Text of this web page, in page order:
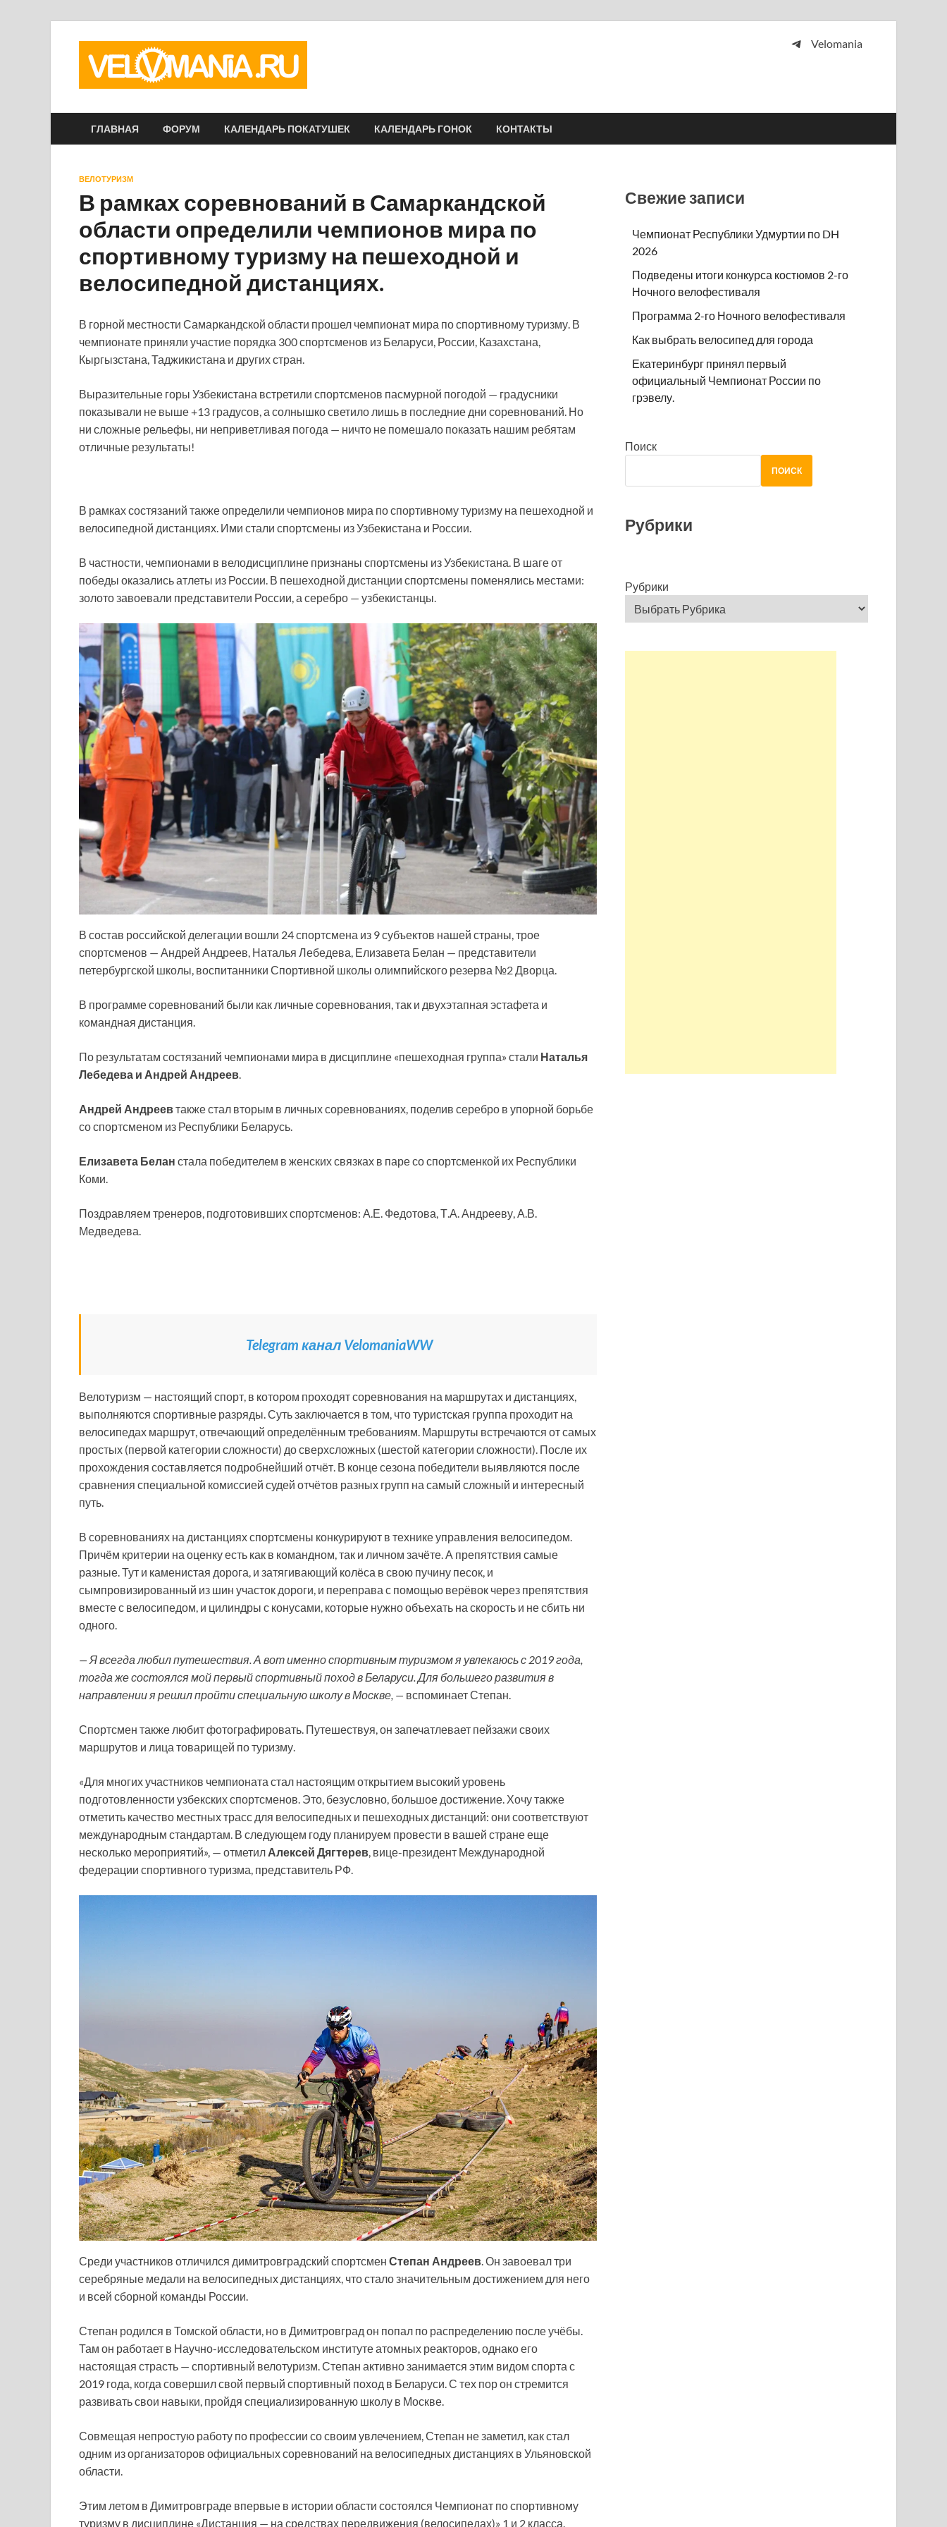
Velomania
ГЛАВНАЯ ФОРУМ КАЛЕНДАРЬ ПОКАТУШЕК КАЛЕНДАРЬ ГОНОК КОНТАКТЫ
ВЕЛОТУРИЗМ
В рамках соревнований в Самаркандской
области определили чемпионов мира по
спортивному туризму на пешеходной и
велосипедной дистанциях.
В горной местности Самаркандской области прошел чемпионат мира по спортивному туризму. В
чемпионате приняли участие порядка 300 спортсменов из Беларуси, России, Казахстана,
Кыргызстана, Таджикистана и других стран.
Выразительные горы Узбекистана встретили спортсменов пасмурной погодой — градусники
показывали не выше +13 градусов, а солнышко светило лишь в последние дни соревнований. Но
ни сложные рельефы, ни неприветливая погода — ничто не помешало показать нашим ребятам
отличные результаты!
В рамках состязаний также определили чемпионов мира по спортивному туризму на пешеходной и
велосипедной дистанциях. Ими стали спортсмены из Узбекистана и России.
В частности, чемпионами в велодисциплине признаны спортсмены из Узбекистана. В шаге от
победы оказались атлеты из России. В пешеходной дистанции спортсмены поменялись местами:
золото завоевали представители России, а серебро — узбекистанцы.
В состав российской делегации вошли 24 спортсмена из 9 субъектов нашей страны, трое
спортсменов — Андрей Андреев, Наталья Лебедева, Елизавета Белан — представители
петербургской школы, воспитанники Спортивной школы олимпийского резерва №2 Дворца.
В программе соревнований были как личные соревнования, так и двухэтапная эстафета и
командная дистанция.
По результатам состязаний чемпионами мира в дисциплине «пешеходная группа» стали Наталья
Лебедева и Андрей Андреев.
Андрей Андреевтакже стал вторым в личных соревнованиях, поделив серебро в упорной борьбе
со спортсменом из Республики Беларусь.
Елизавета Белан стала победителем в женских связках в паре со спортсменкой их Республики
Коми.
Поздравляем тренеров, подготовивших спортсменов: А.Е. Федотова, Т.А. Андрееву, А.В.
Медведева.
Telegram канал VelomaniaWW
Велотуризм — настоящий спорт, в котором проходят соревнования на маршрутах и дистанциях,
выполняются спортивные разряды. Суть заключается в том, что туристская группа проходит на
велосипедах маршрут, отвечающий определённым требованиям. Маршруты встречаются от самых
простых (первой категории сложности) до сверхсложных (шестой категории сложности). После их
прохождения составляется подробнейший отчёт. В конце сезона победители выявляются после
сравнения специальной комиссией судей отчётов разных групп на самый сложный и интересный
путь.
В соревнованиях на дистанциях спортсмены конкурируют в технике управления велосипедом.
Причём критерии на оценку есть как в командном, так и личном зачёте. А препятствия самые
разные. Тут и каменистая дорога, и затягивающий колёса в свою пучину песок, и
сымпровизированный из шин участок дороги, и переправа с помощью верёвок через препятствия
вместе с велосипедом, и цилиндры с конусами, которые нужно объехать на скорость и не сбить ни
одного.
— Я всегда любил путешествия. А вот именно спортивным туризмом я увлекаюсь с 2019 года,
тогда же состоялся мой первый спортивный поход в Беларуси. Для большего развития в
направлении я решил пройти специальную школу в Москве, — вспоминает Степан.
Спортсмен также любит фотографировать. Путешествуя, он запечатлевает пейзажи своих
маршрутов и лица товарищей по туризму.
«Для многих участников чемпионата стал настоящим открытием высокий уровень
подготовленности узбекских спортсменов. Это, безусловно, большое достижение. Хочу также
отметить качество местных трасс для велосипедных и пешеходных дистанций: они соответствуют
международным стандартам. В следующем году планируем провести в вашей стране еще
несколько мероприятий», — отметил Алексей Дягтерев, вице-президент Международной
федерации спортивного туризма, представитель РФ.
Среди участников отличился димитровградский спортсмен Степан Андреев. Он завоевал три
серебряные медали на велосипедных дистанциях, что стало значительным достижением для него
и всей сборной команды России.
Степан родился в Томской области, но в Димитровград он попал по распределению после учёбы.
Там он работает в Научно-исследовательском институте атомных реакторов, однако его
настоящая страсть — спортивный велотуризм. Степан активно занимается этим видом спорта с
2019 года, когда совершил свой первый спортивный поход в Беларуси. С тех пор он стремится
развивать свои навыки, пройдя специализированную школу в Москве.
Совмещая непростую работу по профессии со своим увлечением, Степан не заметил, как стал
одним из организаторов официальных соревнований на велосипедных дистанциях в Ульяновской
области.
Этим летом в Димитровграде впервые в истории области состоялся Чемпионат по спортивному
туризму в дисциплине «Дистанция — на средствах передвижения (велосипедах)» 1 и 2 класса.
Свежие записи
Чемпионат Республики Удмуртии по DH
2026
Подведены итоги конкурса костюмов 2-го
Ночного велофестиваля
Программа 2-го Ночного велофестиваля
Как выбрать велосипед для города
Екатеринбург принял первый
официальный Чемпионат России по
грэвелу.
Поиск
ПОИСК
Рубрики
Рубрики